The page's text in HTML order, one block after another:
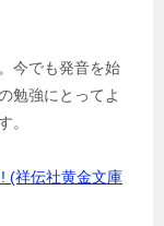
今でも発音を始
勉強にとってよ
。
(祥伝社黄金文庫